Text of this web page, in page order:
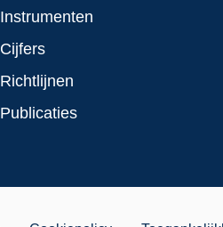
Instrumenten
Cijfers
Richtlijnen
Publicaties